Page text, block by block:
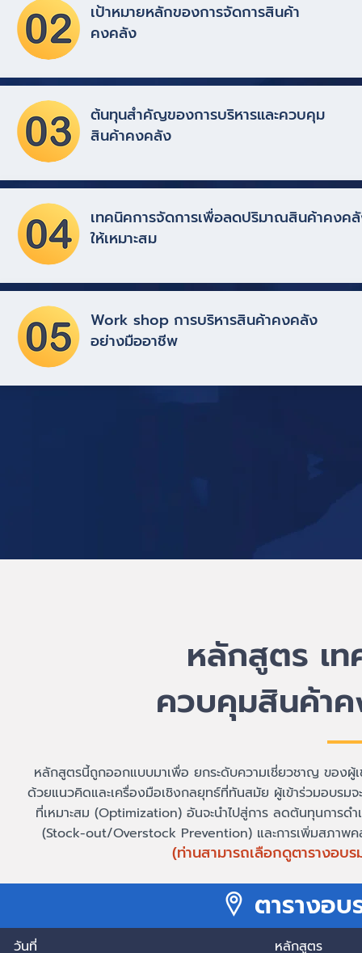
เป้าหมายหลักของการจัดการสินค้า
คงคลัง
ต้นทุนสำคัญของการบริหารและควบคุม
สินค้าคงคลัง
เทคนิคการจัดการเพื่อลดปริมาณสินค้าคงค
ให้เหมาะสม
Work shop การบริหารสินค้าคงคลัง
อย่างมืออาชีพ
หลักสูตร เท
ควบคุมสินค้า
หลักสูตรนี้ถูกออกแบบมาเพื่อ ยกระดับความเชี่ยวชาญ ของผู้
ด้วยแนวคิดและเครื่องมือเชิงกลยุทธ์ที่ทันสมัย ผู้เข้าร่วมอบรมจ
ที่เหมาะสม (Optimization) อันจะนำไปสู่การ ลดต้นทุนกา
(Stock-out/Overstock Prevention) และการเพิ่มสภาพ
(ท่านสามารถเลือกดูตารางอบ
ตารางอ
วันที่ หลักสูตร